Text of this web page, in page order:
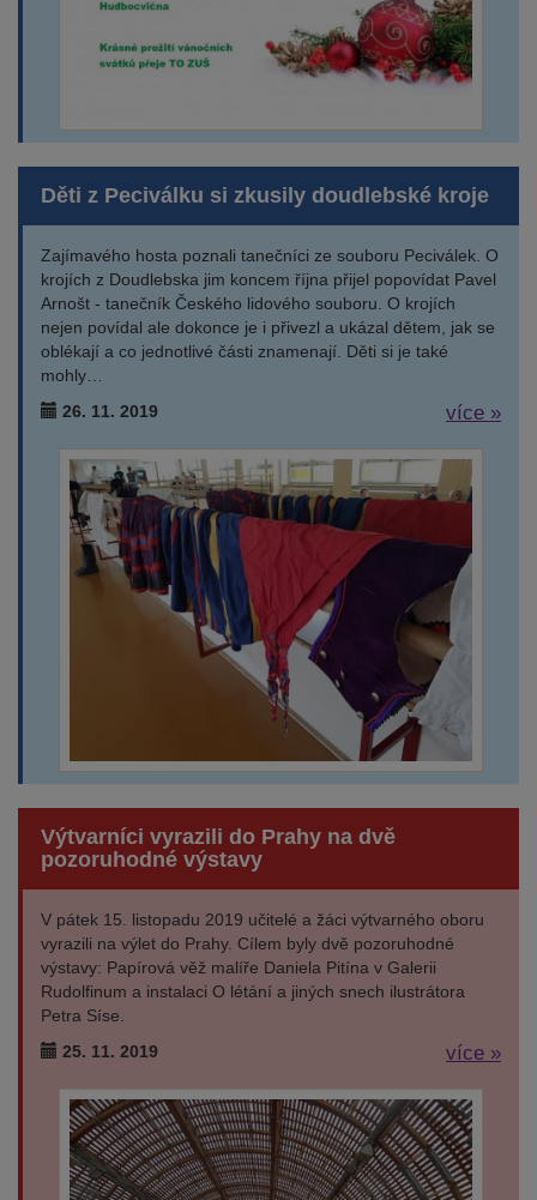
Děti z Peciválku si zkusily doudlebské kroje
Zajímavého hosta poznali tanečníci ze souboru Peciválek. O
krojích z Doudlebska jim koncem října přijel popovídat Pavel
Arnošt - tanečník Českého lidového souboru. O krojích
nejen povídal ale dokonce je i přivezl a ukázal dětem, jak se
oblékají a co jednotlivé části znamenají. Děti si je také
mohly…
26. 11. 2019
více »
Výtvarníci vyrazili do Prahy na dvě
pozoruhodné výstavy
V pátek 15. listopadu 2019 učitelé a žáci výtvarného oboru
vyrazili na výlet do Prahy. Cílem byly dvě pozoruhodné
výstavy: Papírová věž malíře Daniela Pitína v Galerii
Rudolfinum a instalaci O létání a jiných snech ilustrátora
Petra Síse.
25. 11. 2019
více »